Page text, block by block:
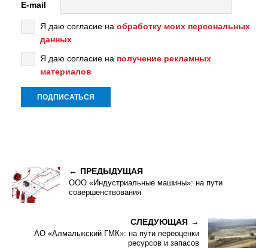
E-mail
Я даю согласие на обработку моих персональных
данных
Я даю согласие на получение рекламных
материалов
ПРЕДЫДУЩАЯ
ООО «Индустриальные машины»: на пути
совершенствования
СЛЕДУЮЩАЯ
АО «Алмалыкский ГМК»: на пути переоценки
ресурсов и запасов